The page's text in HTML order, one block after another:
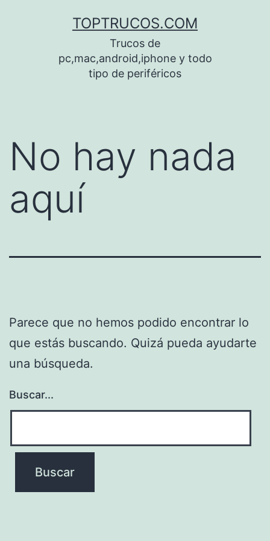
TOPTRUCOS.COM
Trucos de
pc,mac,android,iphone y todo
tipo de periféricos
No hay nada
aquí
Parece que no hemos podido encontrar lo
que estás buscando. Quizá pueda ayudarte
una búsqueda.
Buscar...